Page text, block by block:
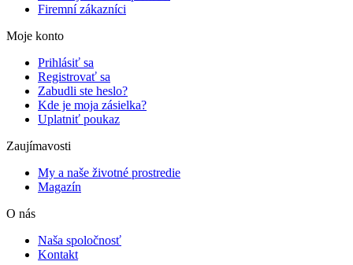
Firemní zákazníci
Moje konto
Prihlásiť sa
Registrovať sa
Zabudli ste heslo?
Kde je moja zásielka?
Uplatniť poukaz
Zaujímavosti
My a naše životné prostredie
Magazín
O nás
Naša spoločnosť
Kontakt